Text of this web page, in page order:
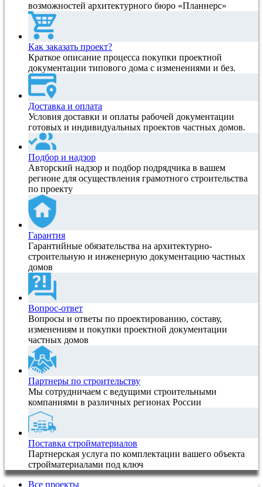
возможностей архитектурного бюро «Планнерс»
Как заказать проект?
Краткое описание процесса покупки проектной
документации типового дома с изменениями и без.
Доставка и оплата
Условия доставки и оплаты рабочей документации
готовых и индивидуальных проектов частных домов.
Подбор и надзор
Авторский надзор и подбор подрядчика в вашем
регионе для осуществления грамотного строительства
по проекту
Гарантия
Гарантийные обязательства на архитектурно-
строительную и инженерную документацию частных
домов
Вопрос-ответ
Вопросы и ответы по проектированию, составу,
изменениям и покупки проектной документации
частных домов
Партнеры по строительству
Мы сотрудничаем с ведущими строительными
компаниями в различных регионах России
Поставка стройматериалов
Партнерская услуга по комплектации вашего объекта
стройматериалами под ключ
Все проекты